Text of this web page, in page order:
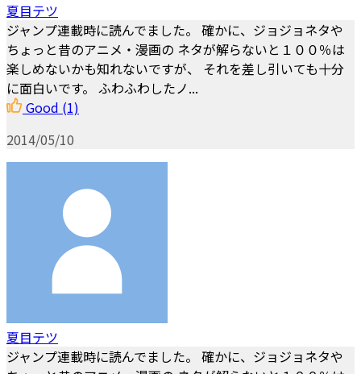
夏目テツ
ジャンプ連載時に読んでました。 確かに、ジョジョネタや
ちょっと昔のアニメ・漫画の ネタが解らないと１００％は
楽しめないかも知れないですが、 それを差し引いても十分
に面白いです。 ふわふわしたノ...
Good (1)
2014/05/10
夏目テツ
ジャンプ連載時に読んでました。 確かに、ジョジョネタや